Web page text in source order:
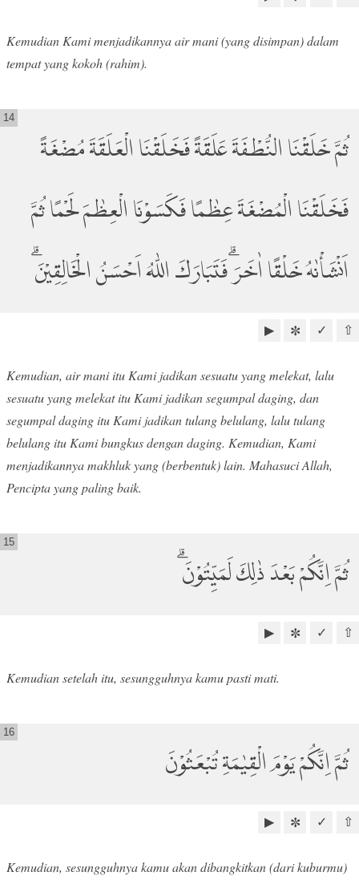
Kemudian Kami menjadikannya air mani (yang disimpan) dalam
tempat yang kokoh (rahim).
ثُمَّ خَلَقْنَا النُّطْفَةَ عَلَقَةً فَخَلَقْنَا الْعَلَقَةَ مُضْغَةً
فَخَلَقْنَا الْمُضْغَةَ عِظٰمًا فَكَسَوْنَا الْعِظٰمَ لَحْمًا ثُمَّ
اَنْشَأْنٰهُ خَلْقًا اٰخَرَۗ فَتَبَارَكَ اللّٰهُ اَحْسَنُ الْخَالِقِيْنَۗ
14
⇧
✓
✼
▶
Kemudian, air mani itu Kami jadikan sesuatu yang melekat, lalu
sesuatu yang melekat itu Kami jadikan segumpal daging, dan
segumpal daging itu Kami jadikan tulang belulang, lalu tulang
belulang itu Kami bungkus dengan daging. Kemudian, Kami
menjadikannya makhluk yang (berbentuk) lain. Mahasuci Allah,
Pencipta yang paling baik.
ثُمَّ اِنَّكُمْ بَعْدَ ذٰلِكَ لَمَيِّتُوْنَ ۗ
15
⇧
✓
✼
▶
Kemudian setelah itu, sesungguhnya kamu pasti mati.
ثُمَّ اِنَّكُمْ يَوْمَ الْقِيٰمَةِ تُبْعَثُوْنَ
16
⇧
✓
✼
▶
Kemudian, sesungguhnya kamu akan dibangkitkan (dari kuburmu)